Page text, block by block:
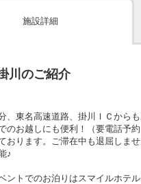
施設詳細
川のご紹介
東名高速道路、掛川ＩＣからも
お越しにも便利！（要電話予約
おります。ご滞在中も退屈しま
♪
ントでのお泊りはスマイルホテ